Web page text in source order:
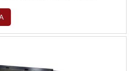
com pagamento
DETALHES SOBRE A
FIBER LASERHá muitas
Laser canaliza seus esforços